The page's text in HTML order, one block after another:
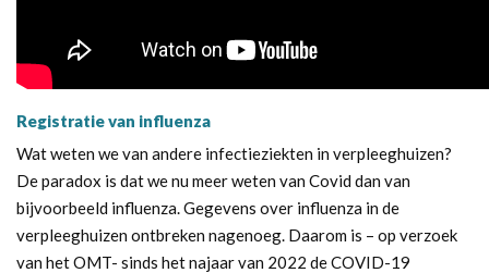
Registratie van influenza
Wat weten we van andere infectieziekten in verpleeghuizen?
De paradox is dat we nu meer weten van Covid dan van
bijvoorbeeld influenza. Gegevens over influenza in de
verpleeghuizen ontbreken nagenoeg. Daarom is – op verzoek
van het OMT- sinds het najaar van 2022 de COVID-19